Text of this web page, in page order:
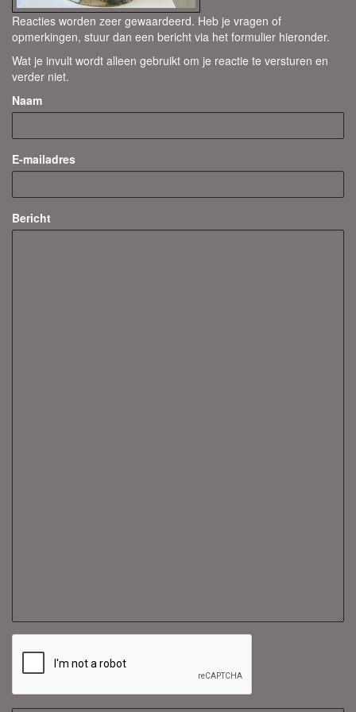
Reacties worden zeer gewaardeerd. Heb je vragen of
opmerkingen, stuur dan een bericht via het formulier hieronder.
Wat je invult wordt alleen gebruikt om je reactie te versturen en
verder niet.
Naam
E-mailadres
Bericht